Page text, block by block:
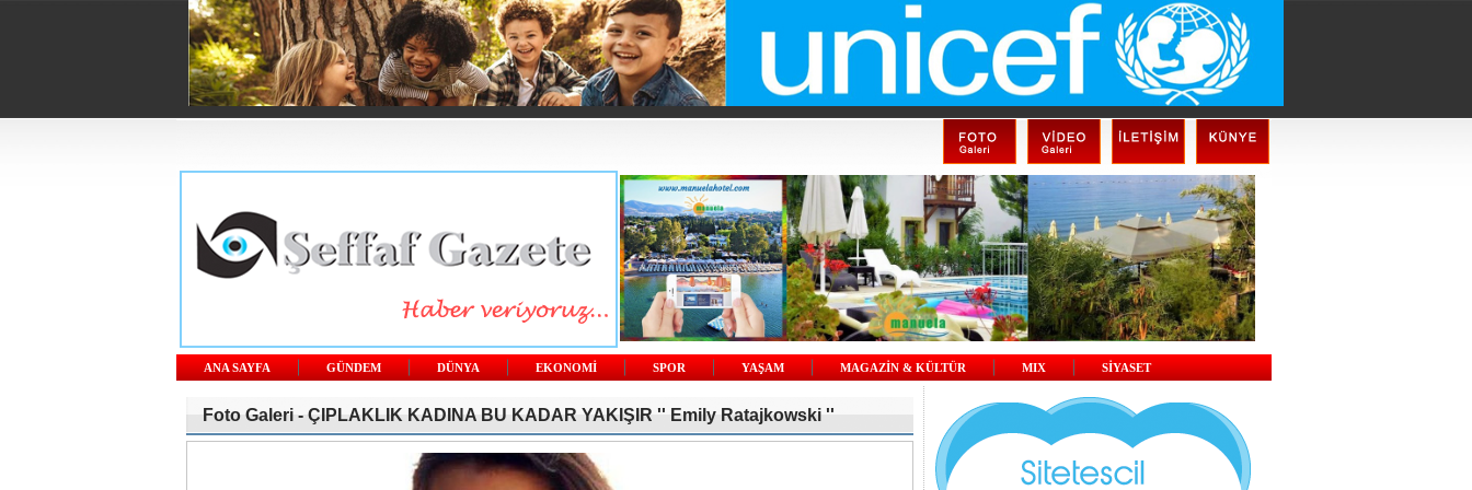
ANA SAYFA GÜNDEM DÜNYA EKONOMİ SPOR YAŞAM MAGAZİN & KÜLTÜR MIX SİYASET
Foto Galeri - ÇIPLAKLIK KADINA BU KADAR YAKIŞIR '' Emily Ratajkowski ''